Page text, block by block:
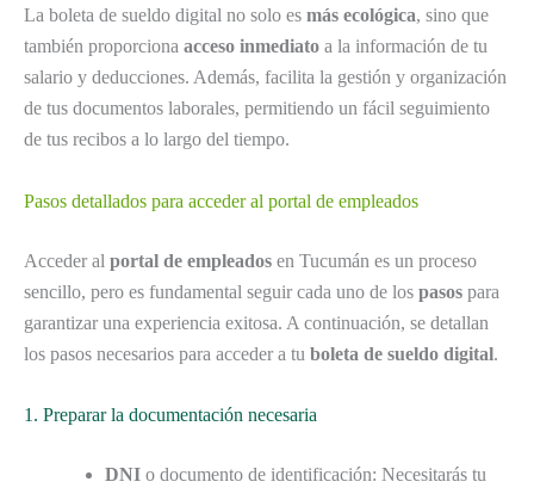
La boleta de sueldo digital no solo es más ecológica, sino que
también proporciona acceso inmediato a la información de tu
salario y deducciones. Además, facilita la gestión y organización
de tus documentos laborales, permitiendo un fácil seguimiento
de tus recibos a lo largo del tiempo.
Pasos detallados para acceder al portal de empleados
Acceder al portal de empleados en Tucumán es un proceso
sencillo, pero es fundamental seguir cada uno de los pasos para
garantizar una experiencia exitosa. A continuación, se detallan
los pasos necesarios para acceder a tu boleta de sueldo digital.
1. Preparar la documentación necesaria
DNI o documento de identificación: Necesitarás tu